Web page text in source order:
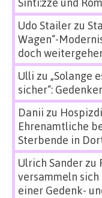
Udo Stailerzu
Wagen“-
doch
Ulli zu „Solange
sicher“:
Danii zu
Ehrenamtliche
Sterbende in
Ulrich Sanderzu
versammeln
einer Gedenk-